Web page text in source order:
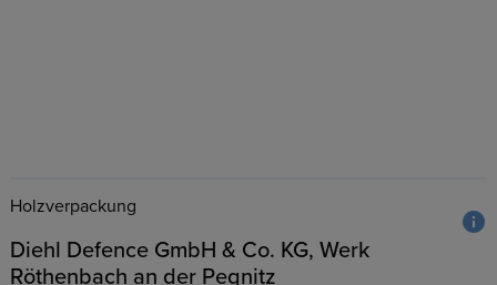
Holzverpackung
Diehl Defence GmbH & Co. KG, Werk
Röthenbach an der Pegnitz